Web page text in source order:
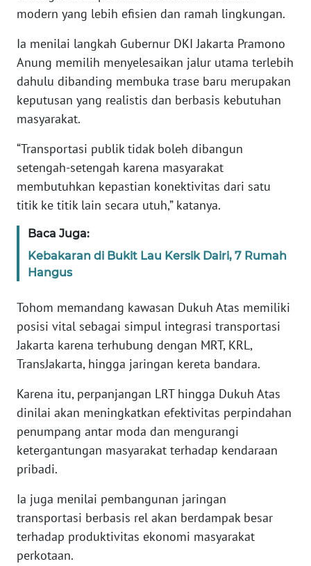
modern yang lebih efisien dan ramah lingkungan.
Ia menilai langkah Gubernur DKI Jakarta Pramono
Anung memilih menyelesaikan jalur utama terlebih
dahulu dibanding membuka trase baru merupakan
keputusan yang realistis dan berbasis kebutuhan
masyarakat.
“Transportasi publik tidak boleh dibangun
setengah-setengah karena masyarakat
membutuhkan kepastian konektivitas dari satu
titik ke titik lain secara utuh,” katanya.
Baca Juga:
Kebakaran di Bukit Lau Kersik Dairi, 7 Rumah
Hangus
Tohom memandang kawasan Dukuh Atas memiliki
posisi vital sebagai simpul integrasi transportasi
Jakarta karena terhubung dengan MRT, KRL,
TransJakarta, hingga jaringan kereta bandara.
Karena itu, perpanjangan LRT hingga Dukuh Atas
dinilai akan meningkatkan efektivitas perpindahan
penumpang antar moda dan mengurangi
ketergantungan masyarakat terhadap kendaraan
pribadi.
Ia juga menilai pembangunan jaringan
transportasi berbasis rel akan berdampak besar
terhadap produktivitas ekonomi masyarakat
perkotaan.
JAMBI
WN
SULTRA
NTB
WN
SULTENG
WN
SULBAR
BABEL
SUMBAR
WN
WN
BENGKULU
LAMPUNG
WN
JATENG